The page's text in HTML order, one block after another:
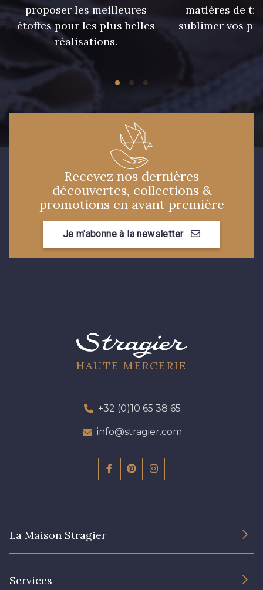
proposer les meilleures
étoffes pour les plus belles
réalisations.
matières de
sublimer vos
Recevez nos dernières
découvertes, collections &
promotions en avant première
Je m'abonne à la newsletter
HAUTE MERCERIE
+32 (0)10 65 38 65
info@stragier.com
La Maison Stragier
Services